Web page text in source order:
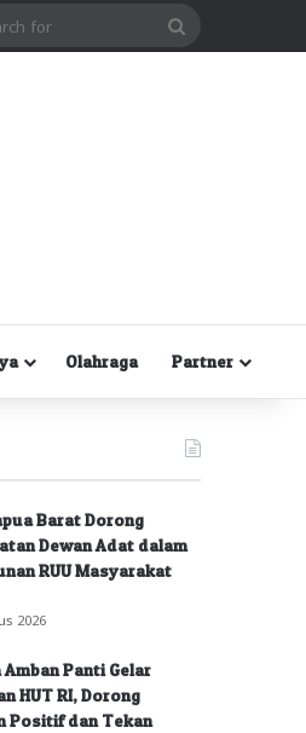
Olahraga Partner
Barat Dorong
Dewan Adat dalam
RUU Masyarakat
2026
Panti Gelar
HUT RI, Dorong
Positif dan Tekan